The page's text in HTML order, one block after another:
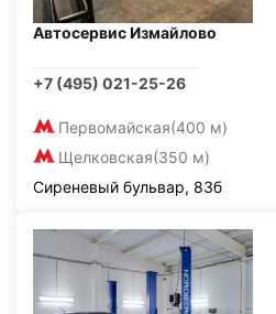
Автосервис Измайлово
+7 (495) 021-25-26
Первомайская(400 м)
Щелковская(350 м)
Сиреневый бульвар, 83б